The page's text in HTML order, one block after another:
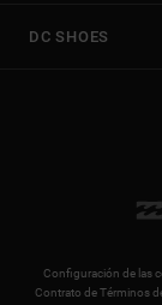
DC SHOES
Configuración de las
Contrato de Términos